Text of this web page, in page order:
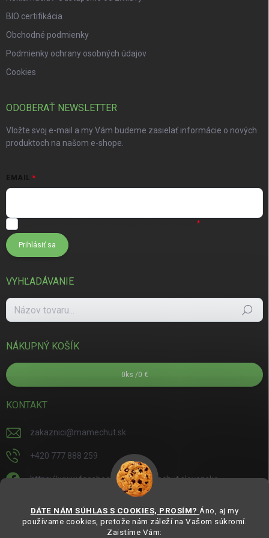
DÁTE NÁM SÚHLAS S COOKIES, PROSÍM? Áno, aj my
používame cookies, pretože nám záleží na Vašom súkromí.
Zaistíme Vám:
BIO certifikácia
Obchodné podmienky
Podmienky ochrany osobných údajov
Cookies
ODOBERAŤ NEWSLETTER
Vložte svoj e-mail a my Vám budeme zasielať informácie o nových
produktoch na našom e-shope.
EMAIL
Prihlásiť sa
VYHĽADÁVANIE
Hľadať
NÁKUPNÝ KOŠÍK
0 ks /0 €
KONTAKT
zakaznici@mamechut.sk
+420 777 888 259
https://www.facebook.com/mamechut.slovensko
https://www.youtube.com/@mamechutczsk